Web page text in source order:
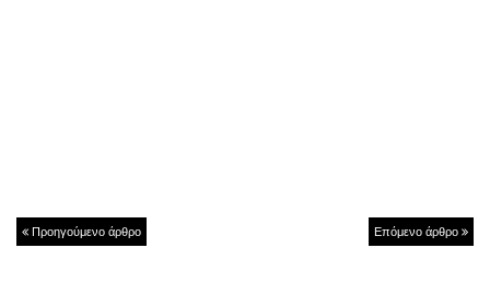
Προηγούμενο άρθρο Επόμενο άρθρο